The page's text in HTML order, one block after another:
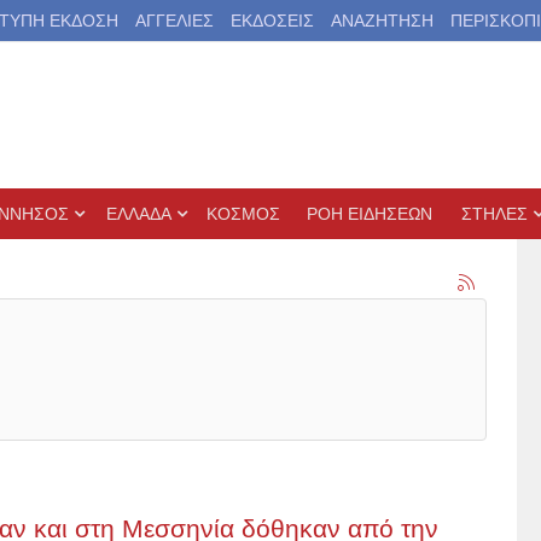
ΕΚΔΟΣΗ ΑΓΓΕΛΙΕΣ ΕΚΔΟΣΕΙΣ ΑΝΑΖΗΤΗΣΗ
ΕΛΛΑΔΑ ΚΟΣΜΟΣ ΡΟΗ ΕΙΔΗΣΕΩΝ ΣΤΗΛΕΣ
και στη Μεσσηνία δόθηκαν από την